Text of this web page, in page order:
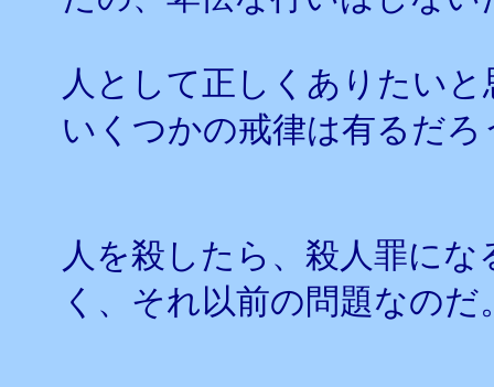
人として正しくありたい
いくつかの戒律は有るだろ
人を殺したら、殺人罪に
く、それ以前の問題なのだ